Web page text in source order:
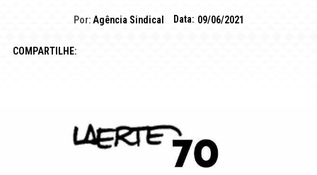
Por: Agência Sindical Data: 09/06/2021
COMPARTILHE: